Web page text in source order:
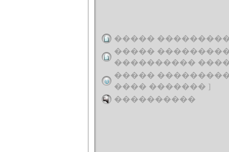
�����
����� ���������
���������� ����
����� ���������
���� ������� ]
����������